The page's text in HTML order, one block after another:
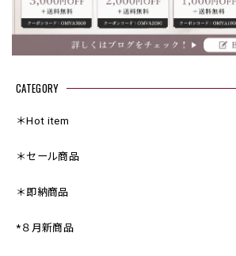
CATEGORY
＊Hot item
＊セール商品
＊即納商品
*８月新商品